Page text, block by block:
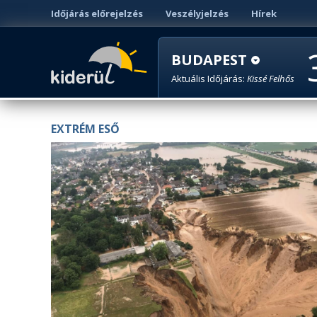
Időjárás előrejelzés Veszélyjelzés Hírek
BUDAPEST
Aktuális Időjárás: Kissé Felhős
EXTRÉM ESŐ